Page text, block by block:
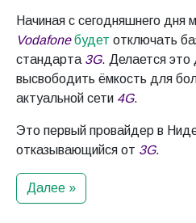
Начиная с сегодняшнего дня
Vodafone будет отключать
стандарта 3G. Делается это
высвободить ёмкость для
актуальной сети 4G.
Это первый провайдер в
отказывающийся от 3G.
Далее »